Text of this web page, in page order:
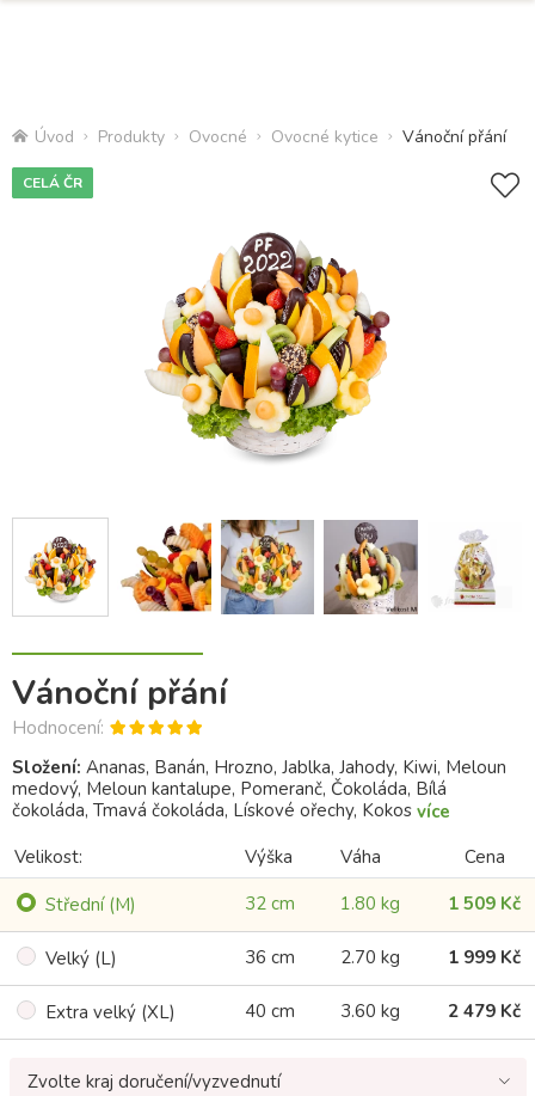
Úvod Produkty Ovocné Ovocné kytice Vánoční přání
CELÁ ČR
Vánoční přání
Hodnocení:
Složení: Ananas, Banán, Hrozno, Jablka, Jahody, Kiwi, Meloun
medový, Meloun kantalupe, Pomeranč, Čokoláda, Bílá
čokoláda, Tmavá čokoláda, Lískové ořechy, Kokos více
Velikost:
Výška Váha
Cena
Střední (M)
32 cm 1.80 kg 1 509 Kč
Velký (L) 36 cm 2.70 kg 1 999 Kč
Extra velký (XL) 40 cm 3.60 kg 2 479 Kč
Zvolte kraj doručení/vyzvednutí